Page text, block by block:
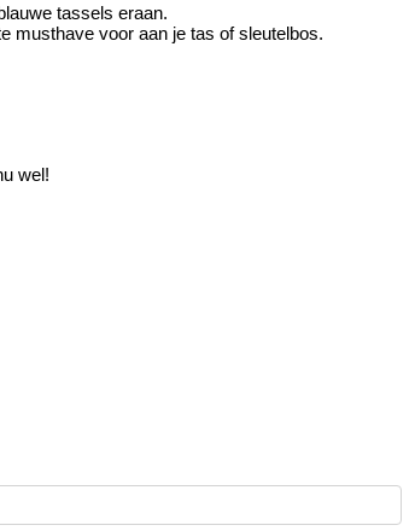
tassels eraan.
musthave voor aan je tas of sleutelbos.
wel!